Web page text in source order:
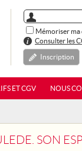
Mémoriser
Consulter les
Inscription
ET CGV NOUS
ESPOIR SE